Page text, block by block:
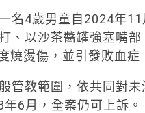
名4歲男童自2024年
、以沙茶醬罐強塞嘴
燒燙傷，並引發敗血症
管教範圍，依共同對
6月，全案仍可上訴。